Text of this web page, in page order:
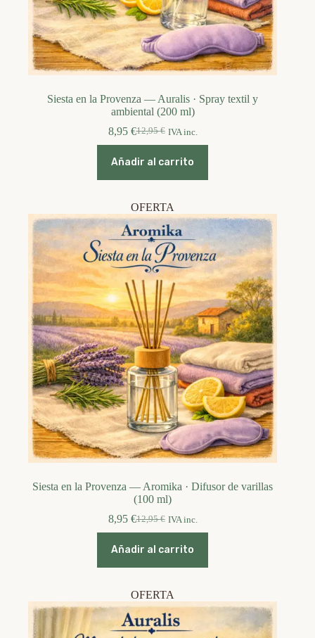
Siesta en la Provenza — Auralis · Spray textil y
ambiental (200 ml)
12,95€
El
precio
original
8,95 €El
precio
actual
IVA inc.
Añadir al carrito
OFERTA
Siesta en la Provenza — Aromika · Difusor de varillas
(100 ml)
12,95€
El
original
8,95 €El
actual
IVA inc.
Añadir al carrito
OFERTA